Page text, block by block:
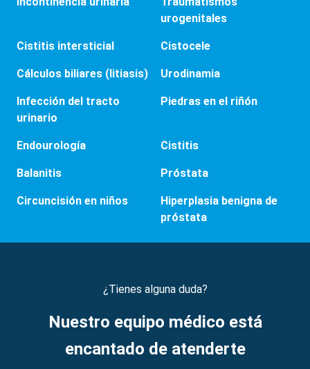
urogenitales
Cistitis intersticial Cistocele
Cálculos biliares (litiasis) Urodinamia
Infección del tracto
urinario
Piedras en el riñón
Endourología Cistitis
Balanitis Próstata
Circuncisión en niños
Hiperplasia benigna de
próstata
¿Tienes alguna duda?
Nuestro equipo médico está
encantado de atenderte